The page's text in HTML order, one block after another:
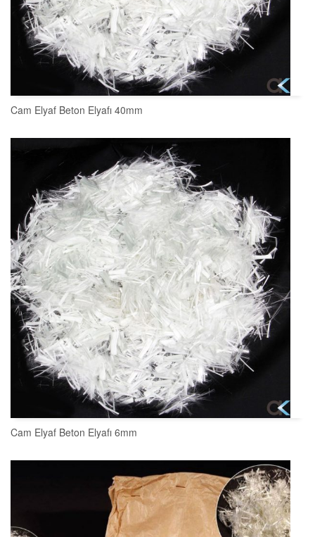
SEPETE EKLE
Cam Elyaf Beton Elyafı 40mm
SEPETE EKLE
Cam Elyaf Beton Elyafı 6mm